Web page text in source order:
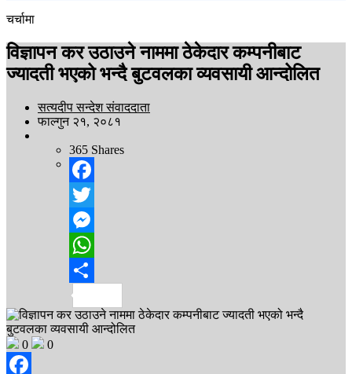
चर्चामा
विज्ञापन कर उठाउने नाममा ठेकेदार कम्पनीबाट
ज्यादती भएको भन्दै बुटवलका व्यवसायी आन्दोलित
सत्यदीप सन्देश संवाददाता
फाल्गुन २१, २०८१
365 Shares
Facebook
Twitter
Messenger
WhatsApp
0 0